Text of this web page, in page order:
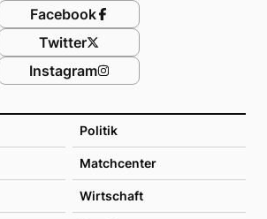
Politik
Matchcenter
Wirtschaft
Facebook
Twitter
Instagram